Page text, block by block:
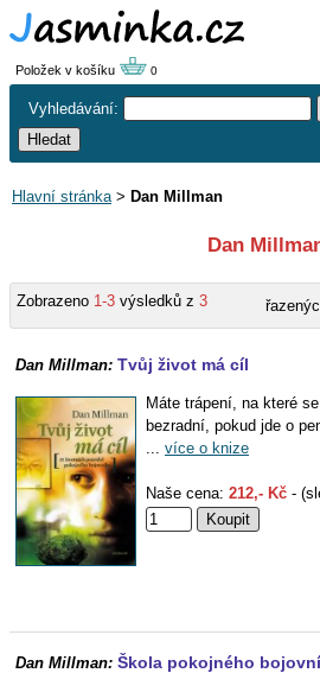
Položek v košíku 0
Vyhledávání:
Hlavní stránka> Dan Millman
Dan
Zobrazeno 1-3 výsledků z 3
Dan Millman: Tvůj život má cíl
Máte trápení, na které
bezradní, pokud jde o
... více o knize
Naše cena: 212,- Kč -
Dan Millman: Škola pokojného